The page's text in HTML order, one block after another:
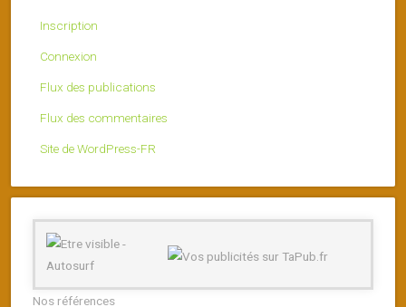
Inscription
Connexion
Flux des publications
Flux des commentaires
Site de WordPress-FR
Nos références